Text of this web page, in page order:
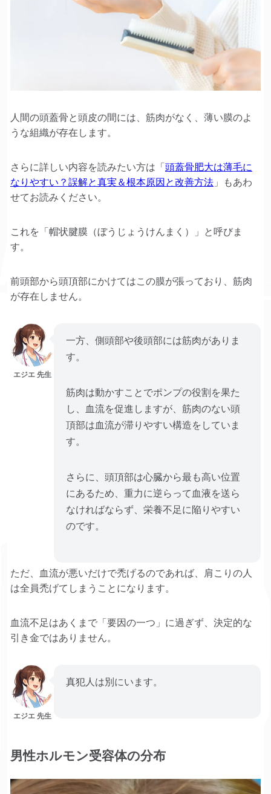
人間の頭蓋骨と頭皮の間には、筋肉がなく、薄い膜のよ
うな組織が存在します。
さらに詳しい内容を読みたい方は「 頭蓋骨肥大は薄毛に
なりやすい？誤解と真実＆根本原因と改善方法 」もあわ
せてお読みください。
これを「帽状腱膜（ぼうじょうけんまく）」と呼びま
す。
前頭部から頭頂部にかけてはこの膜が張っており、筋肉
が存在しません。
エジエ 先生
一方、側頭部や後頭部には筋肉がありま
す。
筋肉は動かすことでポンプの役割を果た
し、血流を促進しますが、筋肉のない頭
頂部は血流が滞りやすい構造をしていま
す。
さらに、頭頂部は心臓から最も高い位置
にあるため、重力に逆らって血液を送ら
なければならず、栄養不足に陥りやすい
のです。
ただ、血流が悪いだけで禿げるのであれば、肩こりの人
は全員禿げてしまうことになります。
血流不足はあくまで「要因の一つ」に過ぎず、決定的な
引き金ではありません。
エジエ 先生
真犯人は別にいます。
男性ホルモン受容体の分布